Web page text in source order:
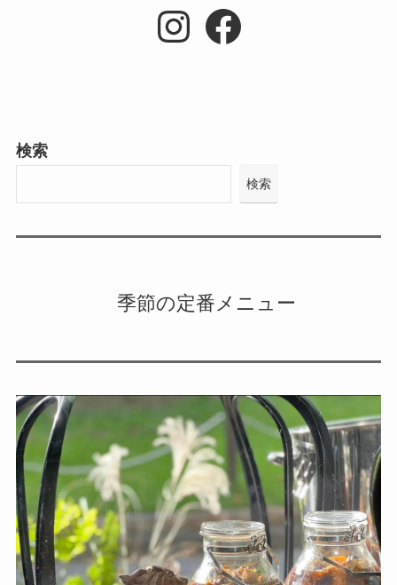
Instagram
Facebook
検索
検索
季節の定番メニュー